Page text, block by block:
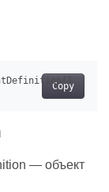
Copy
— объект